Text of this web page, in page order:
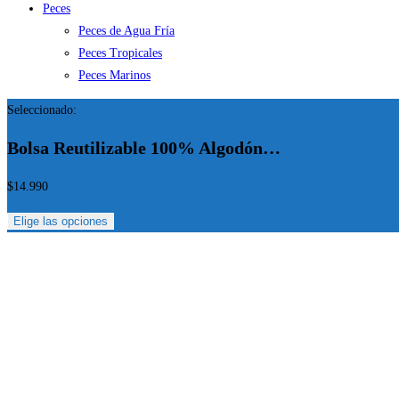
Peces
Peces de Agua Fría
Peces Tropicales
Peces Marinos
Seleccionado:
Bolsa Reutilizable 100% Algodón…
$14.990
Elige las opciones